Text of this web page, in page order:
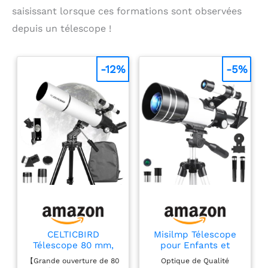
saisissant lorsque ces formations sont observées
depuis un télescope !
CELTICBIRD
Télescope 80 mm,
Ouverture 600 mm
【Grande ouverture de 80
-12%
Misilmp Télescope
pour Enfants et
Adultes, 70MM
Optique de Qualité
-5%